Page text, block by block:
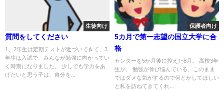
生徒向け
質問をしてください
1、2年生は定期テストが近づいてきて、3
年生は入試で、みんなが勉強に向かってい
く時期になりました。 少しでも学力をあ
げたいと思う子は、自分を...
保護者向け
5カ月で第一志望の国立大学に合
格
センターを5か月後に控えた8月。 高校3年
生が、 勉強が伸び悩んでいる、このまま
ではダメな気がするので何とかしてほしい
と私を訪ねてきてくれ...